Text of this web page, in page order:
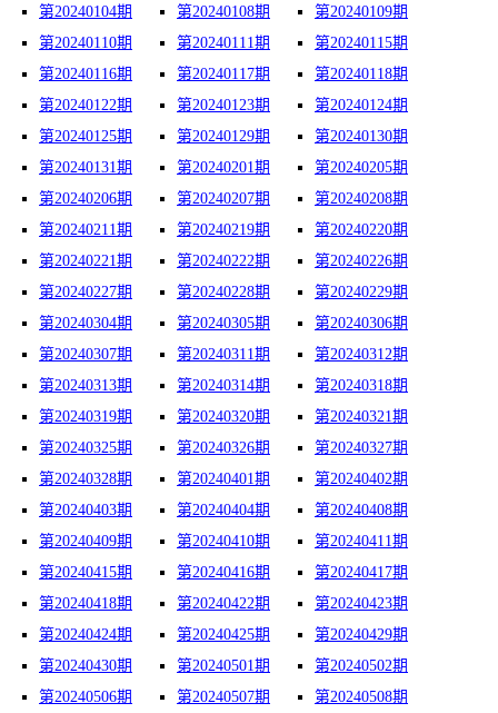
第20240104期
第20240108期
第20240109期
第20240110期
第20240111期
第20240115期
第20240116期
第20240117期
第20240118期
第20240122期
第20240123期
第20240124期
第20240125期
第20240129期
第20240130期
第20240131期
第20240201期
第20240205期
第20240206期
第20240207期
第20240208期
第20240211期
第20240219期
第20240220期
第20240221期
第20240222期
第20240226期
第20240227期
第20240228期
第20240229期
第20240304期
第20240305期
第20240306期
第20240307期
第20240311期
第20240312期
第20240313期
第20240314期
第20240318期
第20240319期
第20240320期
第20240321期
第20240325期
第20240326期
第20240327期
第20240328期
第20240401期
第20240402期
第20240403期
第20240404期
第20240408期
第20240409期
第20240410期
第20240411期
第20240415期
第20240416期
第20240417期
第20240418期
第20240422期
第20240423期
第20240424期
第20240425期
第20240429期
第20240430期
第20240501期
第20240502期
第20240506期
第20240507期
第20240508期